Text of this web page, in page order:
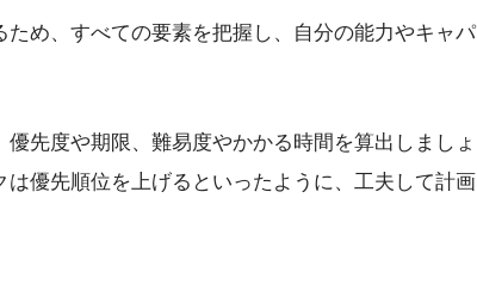
め、すべての要素を把握し、自分の能力やキャパ
先度や期限、難易度やかかる時間を算出しましょ
優先順位を上げるといったように、工夫して計画